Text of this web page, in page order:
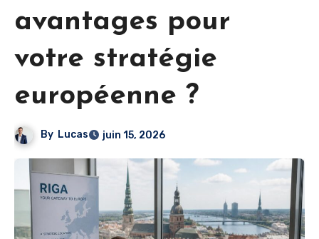
avantages pour
votre stratégie
européenne ?
By Lucas juin 15, 2026